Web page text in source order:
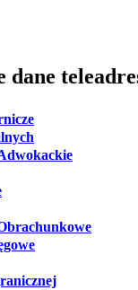
dane
otwiera się w
otwiera
otwiera się w nowej
się w nowej karcie
otwiera
otwiera się w
otwiera się w